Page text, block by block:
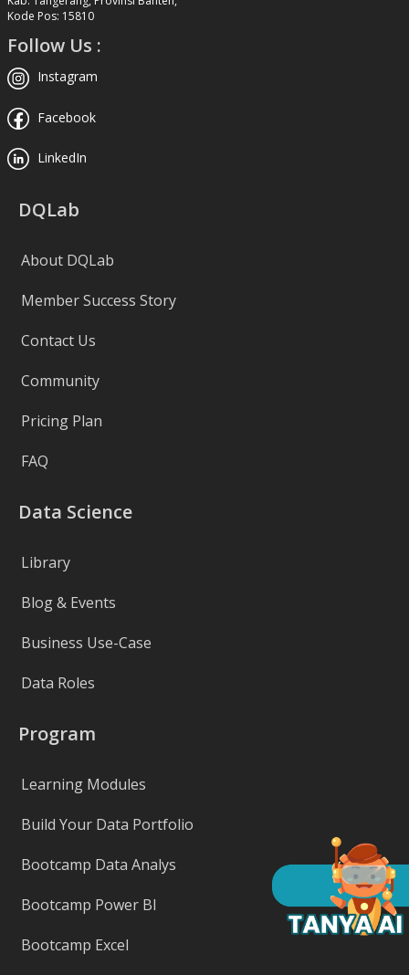
Kode Pos: 15810
Follow Us :
Instagram
Facebook
LinkedIn
DQLab
About DQLab
Member Success Story
Contact Us
Community
Pricing Plan
FAQ
Data Science
Library
Blog & Events
Business Use-Case
Data Roles
Program
Learning Modules
Build Your Data Portfolio
Bootcamp Data Analys
Bootcamp Power BI
Bootcamp Excel